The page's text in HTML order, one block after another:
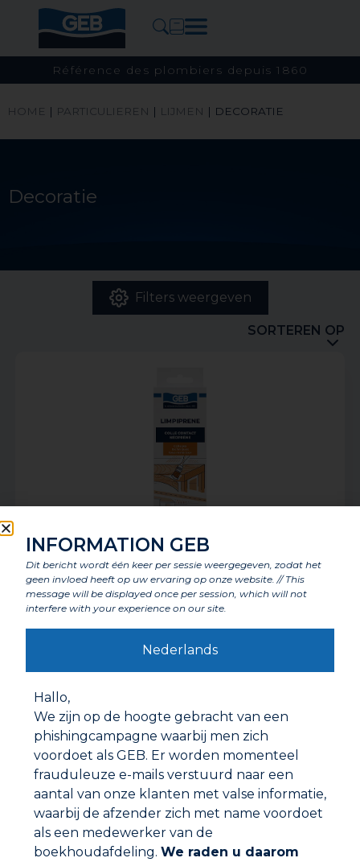
Référence des plombiers depuis 1860
HOME | PARTICULIEREN | LIJMEN | DECORATIE
Decoratie
Filters weergeven
SORTEREN OP
LIMPIPRENE
INFORMATION GEB
Dit bericht wordt één keer per sessie weergegeven, zodat het
geen invloed heeft op uw ervaring op onze website. // This
message will be displayed once per session, which will not
interfere with your experience on our site.
Nederlands
Hallo,
We zijn op de hoogte gebracht van een
phishingcampagne waarbij men zich
voordoet als GEB. Er worden momenteel
frauduleuze e-mails verstuurd naar een
aantal van onze klanten met valse informatie,
waarbij de afzender zich met name voordoet
als een medewerker van de
boekhoudafdeling. We raden u daarom